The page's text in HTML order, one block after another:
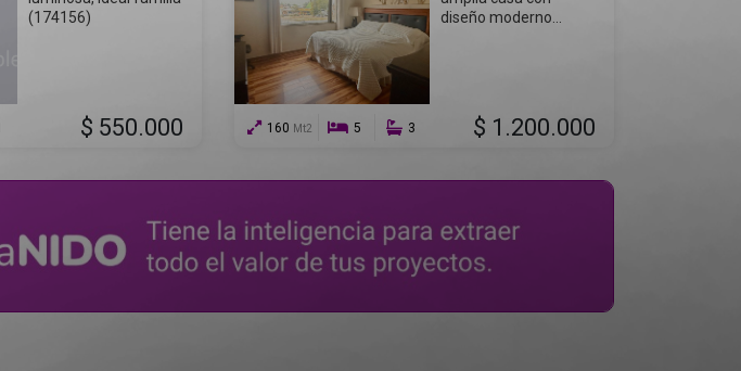
(174156)
$ 550.000
diseño moderno...
160 Mt2 5 3 $ 1.200.000